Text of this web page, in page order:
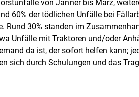
von Jänner bis März,
60% der tödlichen Unfälle bei
Rund 30% standen im
Unfälle mit Traktoren und/​oder
da ist, der sofort helfen kann;
sich durch Schulungen und das